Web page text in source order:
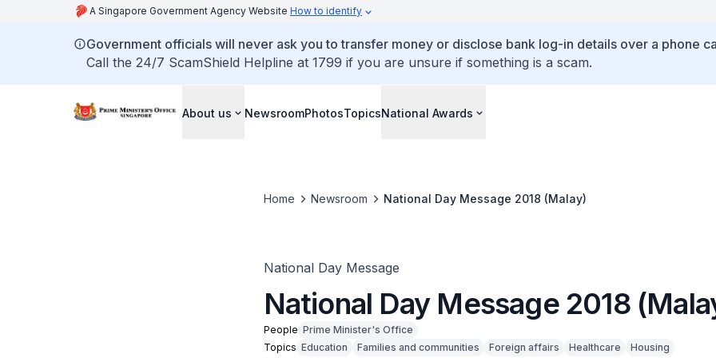
A Singapore Government Agency Website How to identify
Government officials will never ask you to transfer money or disclose bank log-in details over a phone
Call the 24/7 ScamShield Helpline at 1799 if you are unsure if something is a scam.
About us NewsroomPhotosTopicsNational Awards
Home Newsroom National Day Message 2018 (Malay)
National Day Message
National Day Message 2018
People Prime Minister's Office
Topics Education Families and communities Foreign affairs Healthcare
Housing